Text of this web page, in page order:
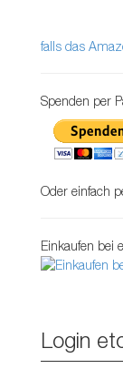
falls das
Spenden per
Oder einfach
Einkaufen bei
Login